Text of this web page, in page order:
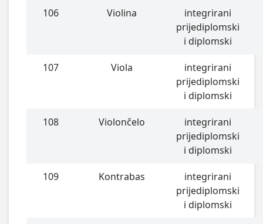
106 Violina
integrirani
prijediplomski
i diplomski
107 Viola
integrirani
prijediplomski
i diplomski
108 Violončelo
integrirani
prijediplomski
i diplomski
109 Kontrabas
integrirani
prijediplomski
i diplomski